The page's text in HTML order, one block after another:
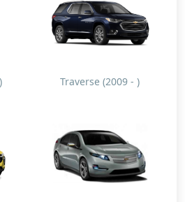
Traverse (2009 - )